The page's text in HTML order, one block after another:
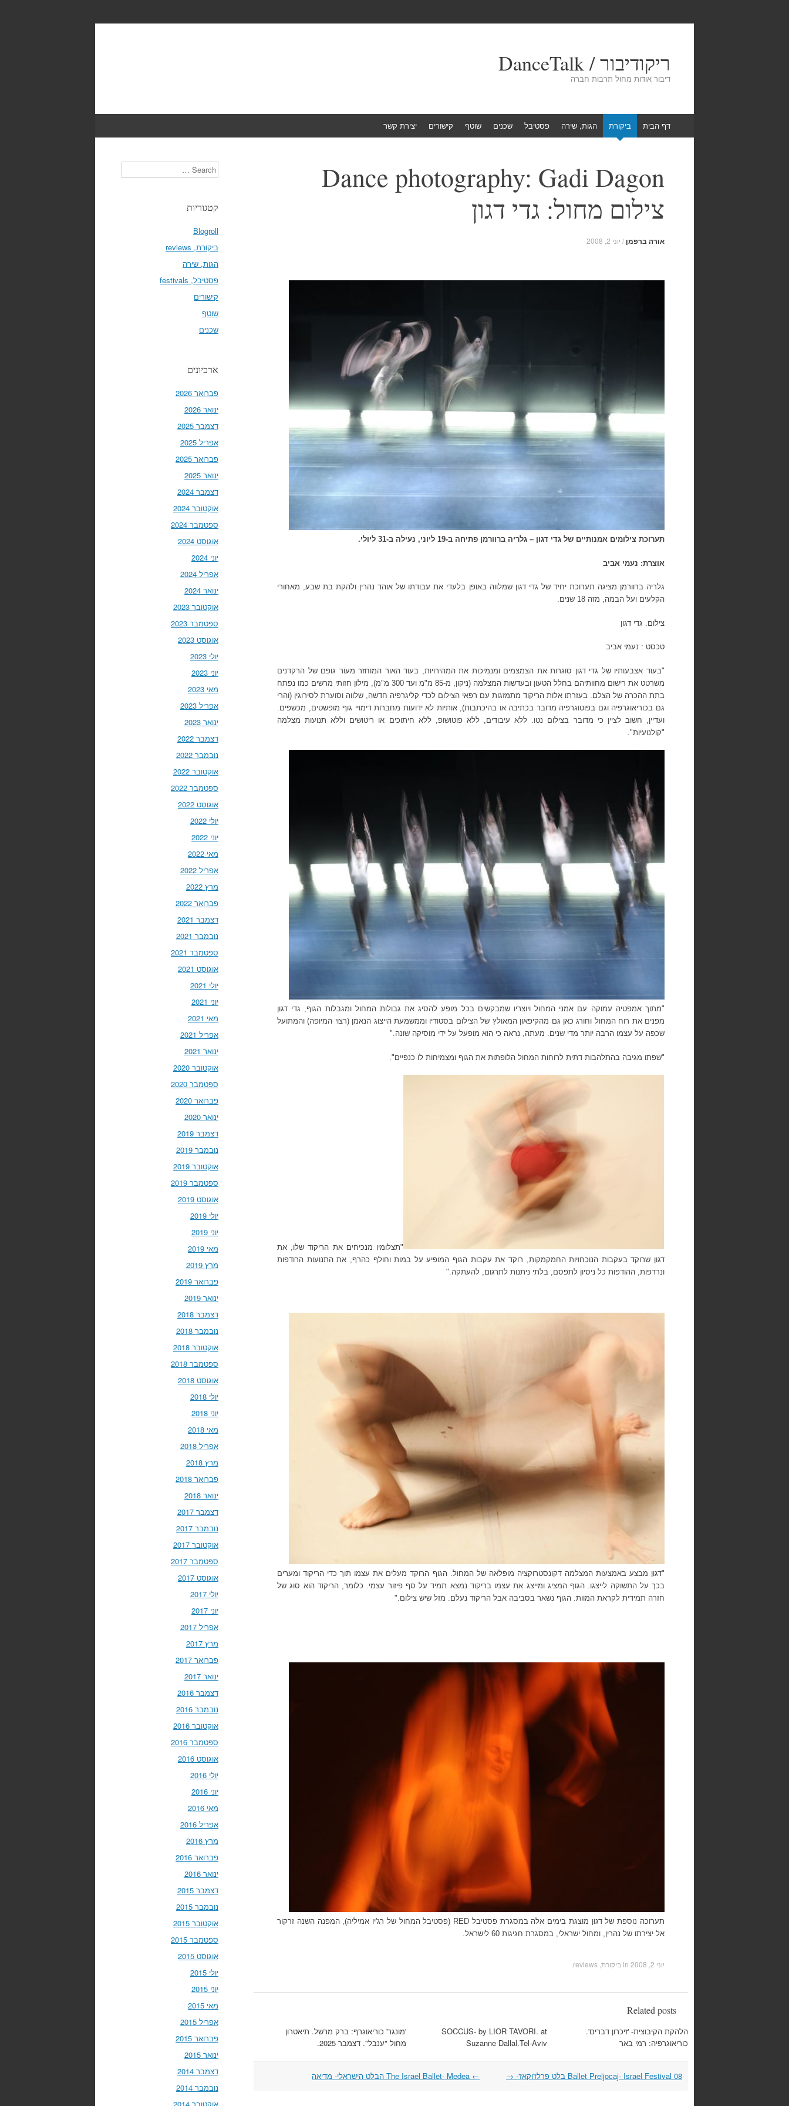
ריקודיבור / DanceTalk
דיבור אודות מחול תרבות חברה
to
דף הבית ביקורת הגות, שירה פסטיבל שכנים שוטף קישורים יצירת קשר
Dance photography: Gadi Dagon
צילום מחול: גדי דגון
אורה ברפמן / יוני 2, 2008
תערוכת צילומים אמנותיים של גדי דגון – גלריה ברוורמן פתיחה ב-19 ליוני, נעילה ב-31 ליולי.
אוצרת: נעמי אביב
גלריה ברוורמן מציגה תערוכת יחיד של גדי דגון שמלווה באופן בלעדי את עבודתו של אוהד נהרין ולהקת בת שבע, מאחורי
הקלעים ועל הבמה, מזה 18 שנים.
צילום: גדי דגון
טכסט : נעמי אביב
"בעוד אצבעותיו של גדי דגון סוגרות את הצמצמים ומנמיכות את המהירויות, בעוד האור המוחזר מעור גופם של הרקדנים
משרטט את רישום מחוותיהם בחלל הטעון ובעדשות המצלמה (ניקון, מ-85 מ"מ ועד 300 מ"מ
), מילון חזותי מרשים כמו נפתח
בתת ההכרה של הצלם. בעזרתו אלות הריקוד מתמזגות עם רפאי הצילום לכדי קליגרפיה חדשה, שלווה וסוערת לסירוגין (והרי
גם בכוריאוגרפיה וגם בפוטוגרפיה מדובר בכתיבה או בהיכתבות), אותיות לא ידועות מחברות דימויי גוף מופשטים, מכשפים.
ועדיין, חשוב לציין כי מדובר בצילום נטו. ללא עיבודים, ללא פוטושופ, ללא חיתוכים או ריטושים וללא תנועות מצלמה
"קולנועיות".
"מתוך אמפטיה עמוקה עם אמני המחול ויוצריו שמבקשים בכל מופע להסיג את גבולות המחול ומגבלות הגוף, גדי דגון
מפנים את רוח המחול וחורג כאן גם מהקיפאון המאולץ של הצילום בסטודיו וממשמעת הייצוג הנאמן (רצוי המיופה) והמתועל
שכפה על עצמו הרבה יותר מדי שנים. מעתה, נראה כי הוא מופעל על ידי מוסיקה שונה."
"שפתו מגיבה בהתלהבות דתית לרוחות המחול הלופתות את הגוף ומצמיחות לו כנפיים".
"תצלומיו מנכיחים את הריקוד שלו, את
דגון שרוקד בעקבות הנוכחויות החמקמקות, רוקד את עקבות הגוף המופיע על במות וחולף כהרף, את התנועות הרודפות
ונרדפות, ההודפות כל ניסיון לתפסם, בלתי ניתנות לתרגום, להעתקה."
"דגון מבצע באמצעות המצלמה דקונסטרוקציה מופלאה של המחול. הגוף הרוקד מעלים את עצמו תוך כדי הריקוד ומערים
בכך על התשוקה לייצגו. הגוף המציג ומייצג את עצמו בריקוד נמצא תמיד על סף פיזור עצמי. כלומר, הריקוד הוא סוג של
חזרה תמידית לקראת המוות. הגוף נשאר בסביבה אבל הריקוד נעלם. מזל שיש צילום."
תערוכה נוספת של דגון מוצגת בימים אלה במסגרת פסטיבל RED (פסטיבל המחול של רג'יו אמיליה), המפנה השנה זרקור
אל יצירתו של נהרין, ומחול ישראלי, במסגרת חגיגות 60 לישראל.
יוני 2, 2008 ביקורת, reviews
Related posts
הלהקת הקיבוצית- 'זיכרון דברים'.
כוריאוגרפיה: רמי באר
SOCCUS- by LIOR TAVORI. at
Suzanne Dallal.Tel-Aviv
'מונגר' כוריאוגרף: ברק מרשל. תיאטרון
מחול "ענבל". דצמבר 2025.
Post
← Ballet Preljocaj- Israel Festival 08 בלט פרלז'וקאז'- →
Search
קטגוריות
Blogroll
ביקורת, reviews
הגות, שירה
פסטיבל, festivals
קישורים
שוטף
שכנים
ארכיונים
פברואר 2026
ינואר 2026
דצמבר 2025
אפריל 2025
פברואר 2025
ינואר 2025
דצמבר 2024
אוקטובר 2024
ספטמבר 2024
אוגוסט 2024
יוני 2024
אפריל 2024
ינואר 2024
אוקטובר 2023
ספטמבר 2023
אוגוסט 2023
יולי 2023
יוני 2023
מאי 2023
אפריל 2023
ינואר 2023
דצמבר 2022
נובמבר 2022
אוקטובר 2022
ספטמבר 2022
אוגוסט 2022
יולי 2022
יוני 2022
מאי 2022
אפריל 2022
מרץ 2022
פברואר 2022
דצמבר 2021
נובמבר 2021
ספטמבר 2021
אוגוסט 2021
יולי 2021
יוני 2021
מאי 2021
אפריל 2021
ינואר 2021
אוקטובר 2020
ספטמבר 2020
פברואר 2020
ינואר 2020
דצמבר 2019
נובמבר 2019
אוקטובר 2019
ספטמבר 2019
אוגוסט 2019
יולי 2019
יוני 2019
מאי 2019
מרץ 2019
פברואר 2019
ינואר 2019
דצמבר 2018
נובמבר 2018
אוקטובר 2018
ספטמבר 2018
אוגוסט 2018
יולי 2018
יוני 2018
מאי 2018
אפריל 2018
מרץ 2018
פברואר 2018
ינואר 2018
דצמבר 2017
נובמבר 2017
אוקטובר 2017
ספטמבר 2017
אוגוסט 2017
יולי 2017
יוני 2017
אפריל 2017
מרץ 2017
פברואר 2017
ינואר 2017
דצמבר 2016
נובמבר 2016
אוקטובר 2016
ספטמבר 2016
אוגוסט 2016
יולי 2016
יוני 2016
מאי 2016
אפריל 2016
מרץ 2016
פברואר 2016
ינואר 2016
דצמבר 2015
נובמבר 2015
אוקטובר 2015
ספטמבר 2015
אוגוסט 2015
יולי 2015
יוני 2015
מאי 2015
אפריל 2015
פברואר 2015
ינואר 2015
דצמבר 2014
נובמבר 2014